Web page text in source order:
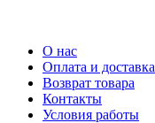
О нас
Оплата и доставка
Возврат товара
Контакты
Условия работы